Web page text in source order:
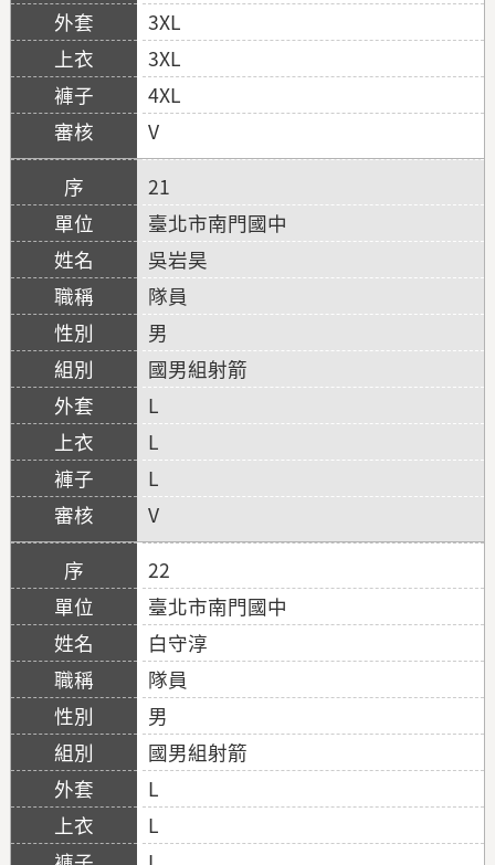
3XL
3XL
4XL
V
21
臺北市南門國中
吳岩昊
隊員
男
國男組射箭
L
L
L
V
22
臺北市南門國中
白守淳
隊員
男
國男組射箭
L
L